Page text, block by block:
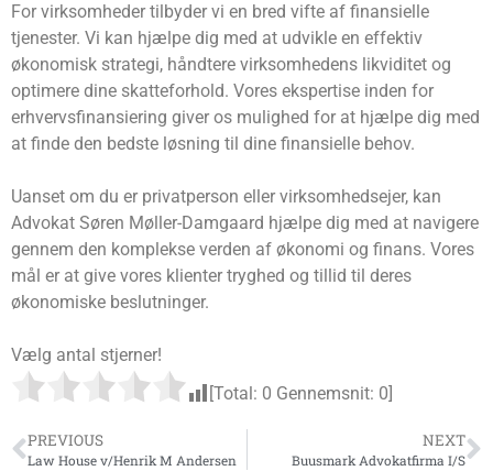
For virksomheder tilbyder vi en bred vifte af finansielle
tjenester. Vi kan hjælpe dig med at udvikle en effektiv
økonomisk strategi, håndtere virksomhedens likviditet og
optimere dine skatteforhold. Vores ekspertise inden for
erhvervsfinansiering giver os mulighed for at hjælpe dig med
at finde den bedste løsning til dine finansielle behov.
Uanset om du er privatperson eller virksomhedsejer, kan
Advokat Søren Møller-Damgaard hjælpe dig med at navigere
gennem den komplekse verden af økonomi og finans. Vores
mål er at give vores klienter tryghed og tillid til deres
økonomiske beslutninger.
Vælg antal stjerner!
[Total: 0 Gennemsnit: 0
PREVIOUS
Law House v/Henrik M Andersen
NEXT
Buusmark Advokatfirma I/S